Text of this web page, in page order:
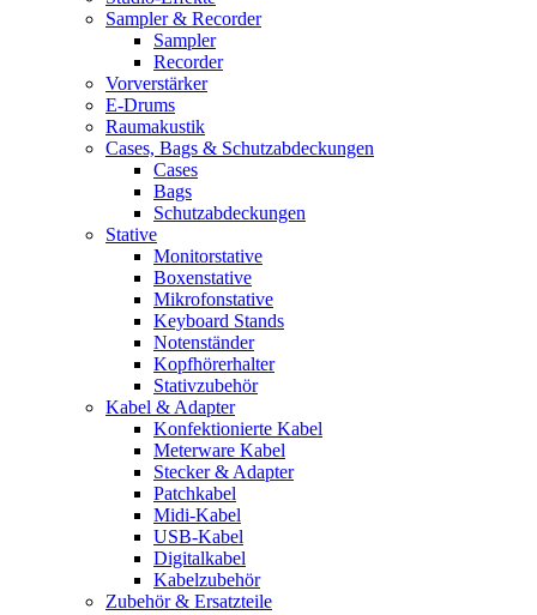
Sampler & Recorder
Sampler
Recorder
Vorverstärker
E-Drums
Raumakustik
Cases, Bags & Schutzabdeckungen
Cases
Bags
Schutzabdeckungen
Stative
Monitorstative
Boxenstative
Mikrofonstative
Keyboard Stands
Notenständer
Kopfhörerhalter
Stativzubehör
Kabel & Adapter
Konfektionierte Kabel
Meterware Kabel
Stecker & Adapter
Patchkabel
Midi-Kabel
USB-Kabel
Digitalkabel
Kabelzubehör
Zubehör & Ersatzteile